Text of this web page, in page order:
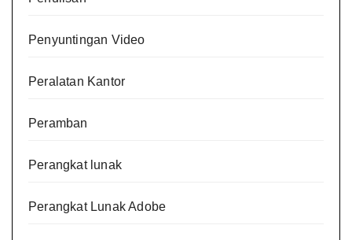
Penyuntingan Video
Peralatan Kantor
Peramban
Perangkat lunak
Perangkat Lunak Adobe